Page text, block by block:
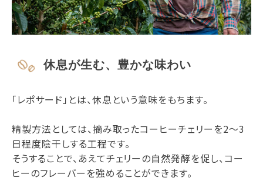
休息が生む、豊かな味わい
「レポサード」とは、休息という意味をもちます。
精製方法としては、摘み取ったコーヒーチェリーを2～3
日程度陰干しする工程です。
そうすることで、あえてチェリーの自然発酵を促し、コー
ヒーのフレーバーを強めることができます。